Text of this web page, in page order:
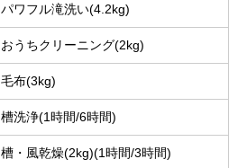
パワフル滝洗い(4.2kg)
おうちクリーニング(2kg)
毛布(3kg)
槽洗浄(1時間/6時間)
槽・風乾燥(2kg)(1時間/3時間)